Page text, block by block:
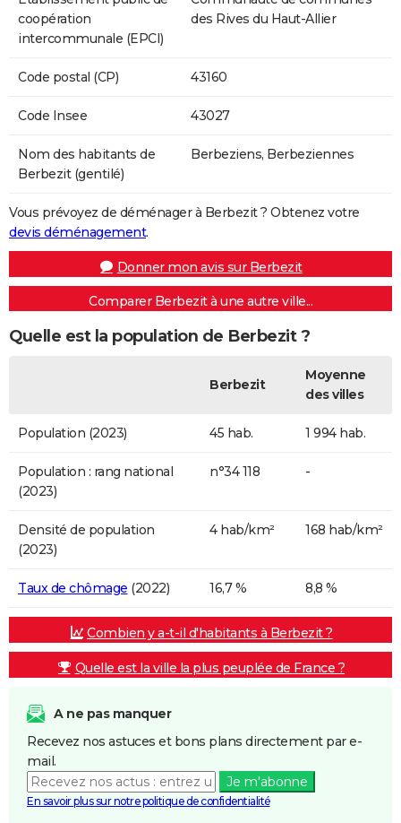
coopération
intercommunale (EPCI)
des Rives du Haut-Allier
Code postal (CP) 43160
Code Insee 43027
Nom des habitants de
Berbezit (gentilé)
Berbeziens, Berbeziennes
Vous prévoyez de déménager à Berbezit ? Obtenez votre
devis déménagement.
Donner mon avis sur Berbezit
Comparer Berbezit à une autre ville...
Quelle est la population de Berbezit ?
Berbezit
Moyenne
des villes
Population (2023) 45 hab. 1 994 hab.
Population : rang national
(2023)
n°34 118 -
Densité de population
(2023)
4 hab/km² 168 hab/km²
Taux de chômage (2022) 16,7 % 8,8 %
Combien y a-t-il d'habitants à Berbezit ?
Quelle est la ville la plus peuplée de France ?
A ne pas manquer
Recevez nos astuces et bons plans directement par e-
mail.
Je m'abonne
En savoir plus sur notre politique de confidentialité